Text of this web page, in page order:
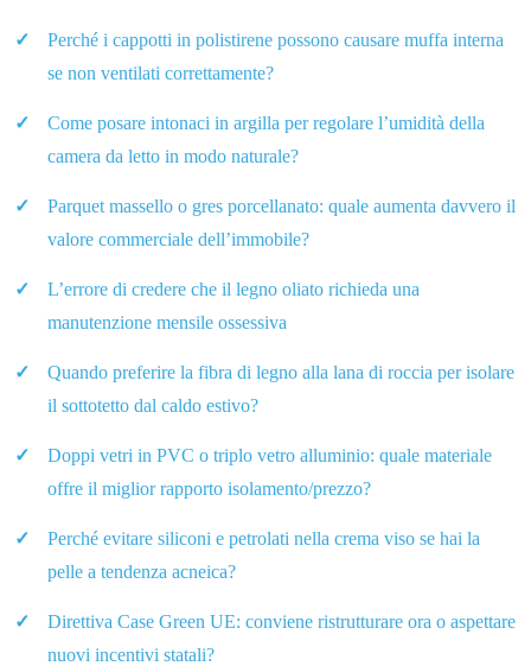
Perché i cappotti in polistirene possono causare muffa interna
se non ventilati correttamente?
Come posare intonaci in argilla per regolare l’umidità della
camera da letto in modo naturale?
Parquet massello o gres porcellanato: quale aumenta davvero il
valore commerciale dell’immobile?
L’errore di credere che il legno oliato richieda una
manutenzione mensile ossessiva
Quando preferire la fibra di legno alla lana di roccia per isolare
il sottotetto dal caldo estivo?
Doppi vetri in PVC o triplo vetro alluminio: quale materiale
offre il miglior rapporto isolamento/prezzo?
Perché evitare siliconi e petrolati nella crema viso se hai la
pelle a tendenza acneica?
Direttiva Case Green UE: conviene ristrutturare ora o aspettare
nuovi incentivi statali?